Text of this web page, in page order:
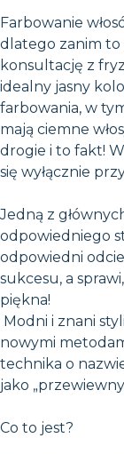
Farbowanie
dlatego zanim to
konsultację z
idealny jasny
farbowania, w
mają ciemne
drogie i to fakt!
się wyłącznie
Jedną z
odpowiedniego
odpowiedni
sukcesu, a
piękna!
Modni i znani
nowymi
technika o
jako
Co to jest?